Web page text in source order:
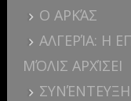
Ο ΑΡΚΆΣ
ΑΛΓΕΡΊΑ: H
ΜΌΛΙΣ ΑΡΧΊΣΕΙ